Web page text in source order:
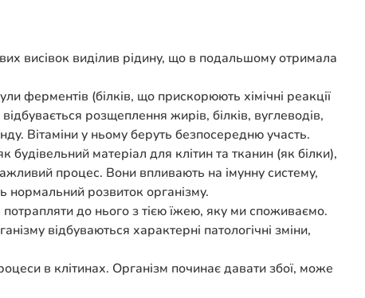
висівок виділив рідину, що в подальшому отримала
ферментів (білків, що прискорюють хімічні реакції
розщеплення жирів, білків, вуглеводів,
Вітаміни у ньому беруть безпосередню участь.
матеріал для клітин та тканин (як білки),
процес. Вони впливають на імунну систему,
нормальний розвиток організму.
потрапляти до нього з тією їжею, яку ми споживаємо.
відбуваються характерні патологічні зміни,
в клітинах. Організм починає давати збої, може